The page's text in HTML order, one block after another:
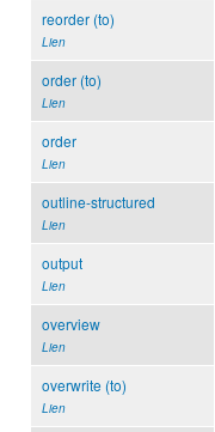
reorder (to)
Lien
order (to)
Lien
order
Lien
outline-structured
Lien
output
Lien
overview
Lien
overwrite (to)
Lien